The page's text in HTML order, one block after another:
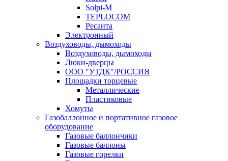
Solpi-M
TEPLOCOM
Ресанта
Электронный
Воздуховоды, дымоходы
Воздуховоды, дымоходы
Люки-дверцы
ООО "УТДК"/РОССИЯ
Площадки торцевые
Металлические
Пластиковые
Хомуты
Газобаллонное и портативное газовое
оборудование
Газовые баллончики
Газовые баллоны
Газовые горелки